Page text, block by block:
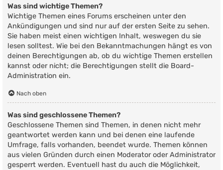
Was sind wichtige Themen?
Wichtige Themen eines Forums erscheinen unter den
Ankündigungen und sind nur auf der ersten Seite zu sehen.
Sie haben meist einen wichtigen Inhalt, weswegen du sie
lesen solltest. Wie bei den Bekanntmachungen hängt es von
deinen Berechtigungen ab, ob du wichtige Themen erstellen
kannst oder nicht; die Berechtigungen stellt die Board-
Administration ein.
Nach oben
Was sind geschlossene Themen?
Geschlossene Themen sind Themen, in denen nicht mehr
geantwortet werden kann und bei denen eine laufende
Umfrage, falls vorhanden, beendet wurde. Themen können
aus vielen Gründen durch einen Moderator oder Administrator
gesperrt werden. Eventuell hast du auch die Möglichkeit,